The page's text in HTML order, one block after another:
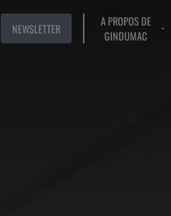
NEWSLETTER
A PROPOS DE
GINDUMAC